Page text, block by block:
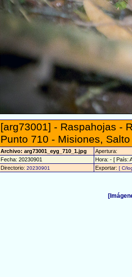
[arg73001] - Raspahojas -
Punto 710 - Misiones,
Archivo: arg73001_eyg_710_1.jpg
Apertura:
Fecha: 20230901
Hora: - [ País:
Directorio: 20230901 Exportar: [ C/